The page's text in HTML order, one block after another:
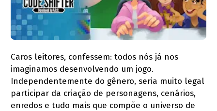
Caros leitores, confessem: todos nós já nos
imaginamos desenvolvendo um jogo.
Independentemente do gênero, seria muito legal
participar da criação de personagens, cenários,
enredos e tudo mais que compõe o universo de